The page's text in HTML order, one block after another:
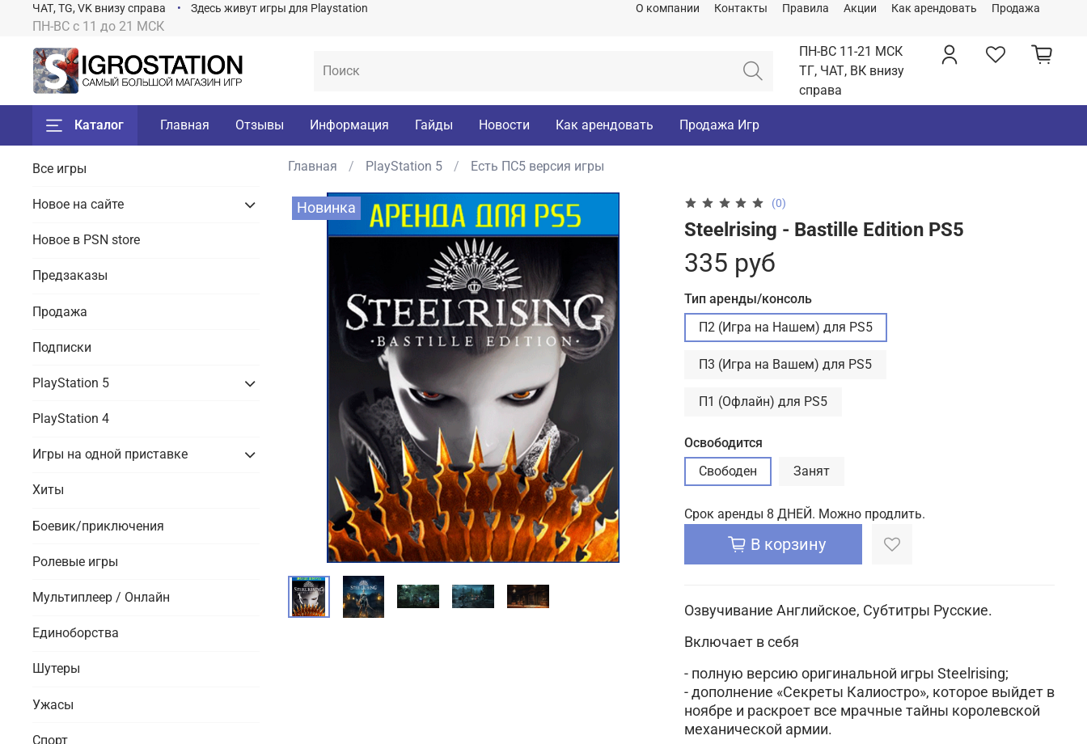
О компании Контакты Правила Акции Как арендовать Продажа
ПН-ВС с 11 до 21 МСК
ЧАТ, TG, VK внизу справа Здесь живут игры для Playstation
ПН-ВС 11-21 МСК
ТГ, ЧАТ, ВК внизу
справа
Каталог Главная Отзывы Информация Гайды Новости Как арендовать Продажа Игр
Главная PlayStation 5 Есть ПС5 версия игры
Новинка (0)
Steelrising - Bastille Edition PS5
335 руб
Тип аренды/консоль
П2 (Игра на Нашем) для PS5
П3 (Игра на Вашем) для PS5
П1 (Офлайн) для PS5
Освободится
Свободен
Занят
Срок аренды 8 ДНЕЙ. Можно продлить.
В корзину
Озвучивание Английское, Субтитры Русские.
Включает в себя
- полную версию оригинальной игры Steelrising;
- дополнение «Секреты Калиостро», которое выйдет в
ноябре и раскроет все мрачные тайны королевской
механической армии.
Все игры
Новое на сайте
Новое в PSN store
Предзаказы
Продажа
Подписки
PlayStation 5
PlayStation 4
Игры на одной приставке
Хиты
Боевик/приключения
Ролевые игры
Мультиплеер / Онлайн
Единоборства
Шутеры
Ужасы
Спорт